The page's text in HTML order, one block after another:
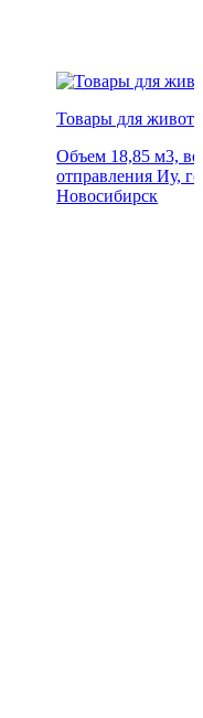
Товары для
Объем 18,85 м3,
отправления Иу,
Новосибирск